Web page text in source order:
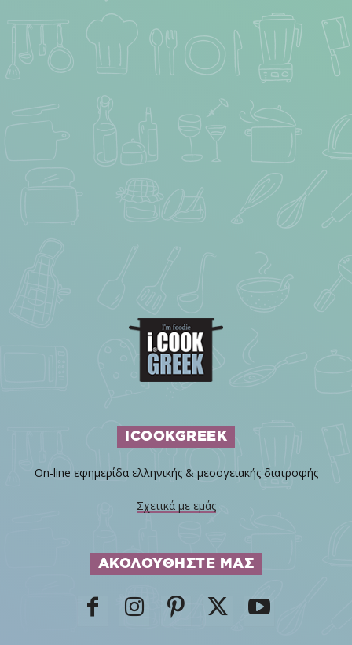
ICOOKGREEK
On-line εφημερίδα ελληνικής & μεσογειακής διατροφής
Σχετικά με εμάς
ΑΚΟΛΟΥΘΗΣΤΕ ΜΑΣ